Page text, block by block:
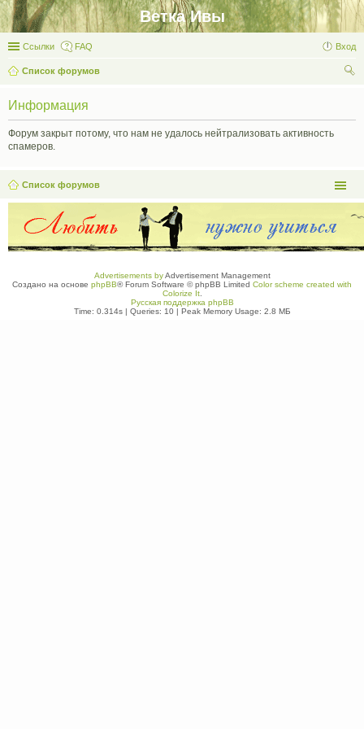
Ветка Ивы
Ссылки FAQ Вход
Список форумов
Информация
Форум закрыт потому, что нам не удалось нейтрализовать активность
спамеров.
Список форумов
Advertisements byAdvertisement Management
Создано на основе phpBB® Forum Software © phpBB Limited Color scheme created with
Colorize It.
Русская поддержка phpBB
Time: 0.314s| Queries: 10| Peak Memory Usage: 2.8 МБ